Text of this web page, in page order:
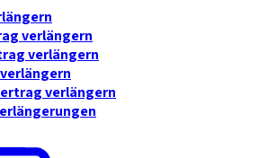
verlängern
verlängern
verlängern